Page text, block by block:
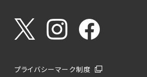
プライバシーマーク制度